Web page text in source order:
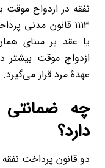
نفقه در ازدواج
۱۱۱۳ قانون مدنی
یا عقد بر مبنای
ازدواج موقت بیشتر
عهدۀ مرد قرار می‌گیرد.
چه ضمانتی
دارد؟
دو قانون پرداخت